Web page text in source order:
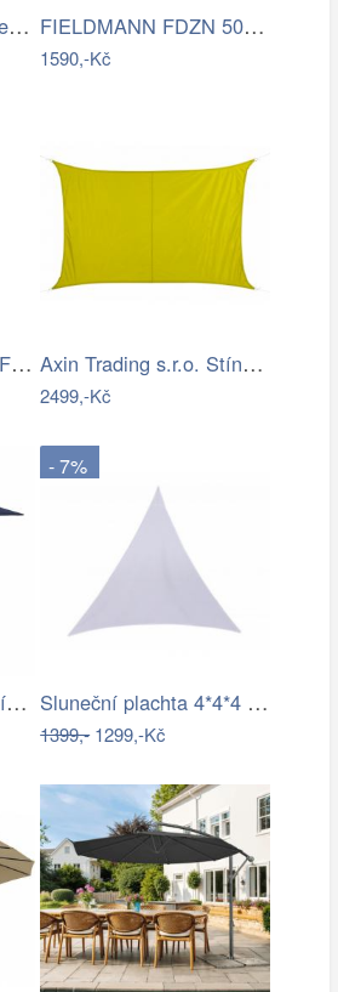
HAPPY GREEN Slunečník s kličkou 230 cm,… FIELDMANN FDZN 5006 Slunečník krémový 3…
1590,-Kč
Slunečník Fieldmann FDZN 4014 Axin Trading s.r.o. Stínící plachta…
2499,-Kč
Slunečník ⌀ 270 cm pískově béžový VARESE
- 7%
Sluneční plachta 4*4*4 m bílá
1399,-1299,-Kč